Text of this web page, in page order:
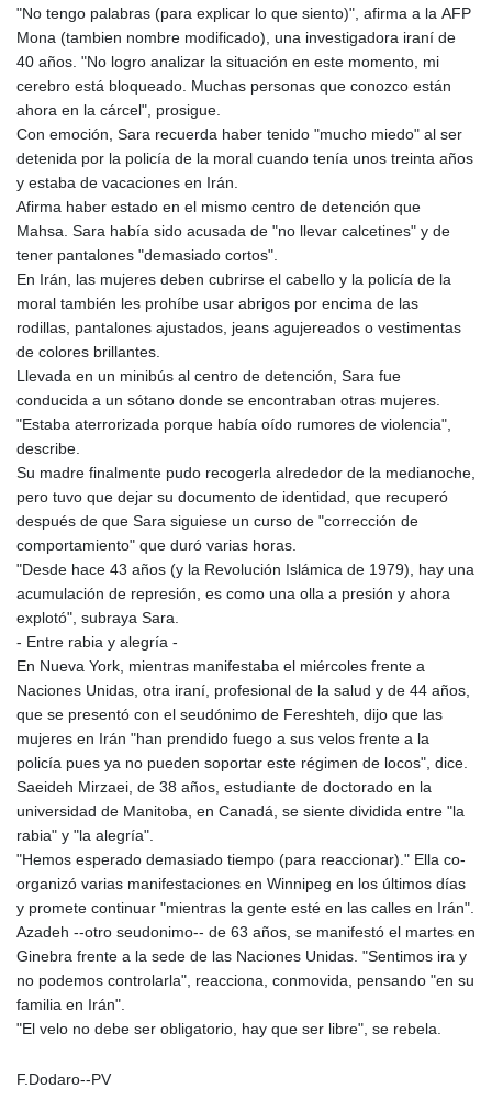
"No tengo palabras (para explicar lo que siento)", afirma a la AFP
Mona (tambien nombre modificado), una investigadora iraní de
40 años. "No logro analizar la situación en este momento, mi
cerebro está bloqueado. Muchas personas que conozco están
ahora en la cárcel", prosigue.
Con emoción, Sara recuerda haber tenido "mucho miedo" al ser
detenida por la policía de la moral cuando tenía unos treinta años
y estaba de vacaciones en Irán.
Afirma haber estado en el mismo centro de detención que
Mahsa. Sara había sido acusada de "no llevar calcetines" y de
tener pantalones "demasiado cortos".
En Irán, las mujeres deben cubrirse el cabello y la policía de la
moral también les prohíbe usar abrigos por encima de las
rodillas, pantalones ajustados, jeans agujereados o vestimentas
de colores brillantes.
Llevada en un minibús al centro de detención, Sara fue
conducida a un sótano donde se encontraban otras mujeres.
"Estaba aterrorizada porque había oído rumores de violencia",
describe.
Su madre finalmente pudo recogerla alrededor de la medianoche,
pero tuvo que dejar su documento de identidad, que recuperó
después de que Sara siguiese un curso de "corrección de
comportamiento" que duró varias horas.
"Desde hace 43 años (y la Revolución Islámica de 1979), hay una
acumulación de represión, es como una olla a presión y ahora
explotó", subraya Sara.
- Entre rabia y alegría -
En Nueva York, mientras manifestaba el miércoles frente a
Naciones Unidas, otra iraní, profesional de la salud y de 44 años,
que se presentó con el seudónimo de Fereshteh, dijo que las
mujeres en Irán "han prendido fuego a sus velos frente a la
policía pues ya no pueden soportar este régimen de locos", dice.
Saeideh Mirzaei, de 38 años, estudiante de doctorado en la
universidad de Manitoba, en Canadá, se siente dividida entre "la
rabia" y "la alegría".
"Hemos esperado demasiado tiempo (para reaccionar)." Ella co-
organizó varias manifestaciones en Winnipeg en los últimos días
y promete continuar "mientras la gente esté en las calles en Irán".
Azadeh --otro seudonimo-- de 63 años, se manifestó el martes en
Ginebra frente a la sede de las Naciones Unidas. "Sentimos ira y
no podemos controlarla", reacciona, conmovida, pensando "en su
familia en Irán".
"El velo no debe ser obligatorio, hay que ser libre", se rebela.
F.Dodaro--PV